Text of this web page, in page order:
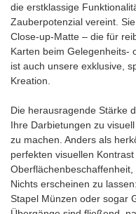
die erstklassige
Zauberpotenzial vereint.
Close-up-Matte – die für
Karten beim Gelegenheits-
ist auch unsere exklusive,
Kreation.
Die herausragende Stärke
Ihre Darbietungen zu
zu machen. Anders als
perfekten visuellen
Nichts erscheinen zu
Stapel Münzen oder sogar